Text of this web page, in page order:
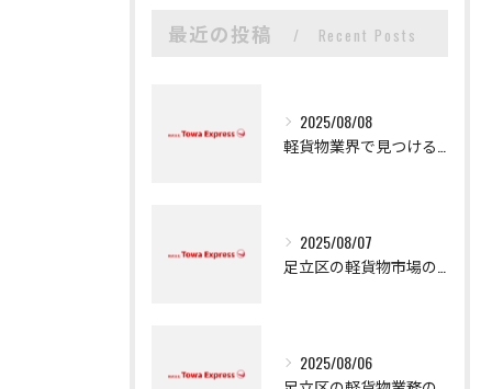
最近の投稿 Recent Posts
2025/08/08
2025/08/07
2025/08/06